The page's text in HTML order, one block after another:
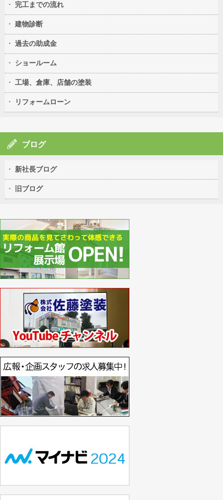
完工までの流れ
建物診断
過去の助成金
ショールーム
工場、倉庫、店舗の塗装
リフォームローン
ブログ
新社長ブログ
旧ブログ